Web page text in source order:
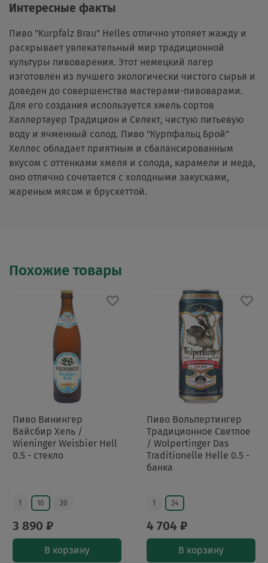
Интересные факты
Пиво "Kurpfalz Brau" Helles отлично утоляет жажду и
раскрывает увлекательный мир традиционной
культуры пивоварения. Этот немецкий лагер
изготовлен из лучшего экологически чистого сырья и
доведен до совершенства мастерами-пивоварами.
Для его создания используется хмель сортов
Халлертауер Традицион и Селект, чистую питьевую
воду и ячменный солод. Пиво "Курпфальц Брой"
Хеллес обладает приятным и сбалансированным
вкусом с оттенками хмеля и солода, карамели и меда,
оно отлично сочетается с холодными закусками,
жареным мясом и брускеттой.
Похожие товары
Пиво Винингер
Вайсбир Хель /
Wieninger Weisbier Hell
0.5 - стекло
1 10 20
3 890 ₽
В корзину
Пиво Вольпертингер
Традиционное Светлое
/ Wolpertinger Das
Traditionelle Helle 0.5 -
банка
1 24
4 704 ₽
В корзину